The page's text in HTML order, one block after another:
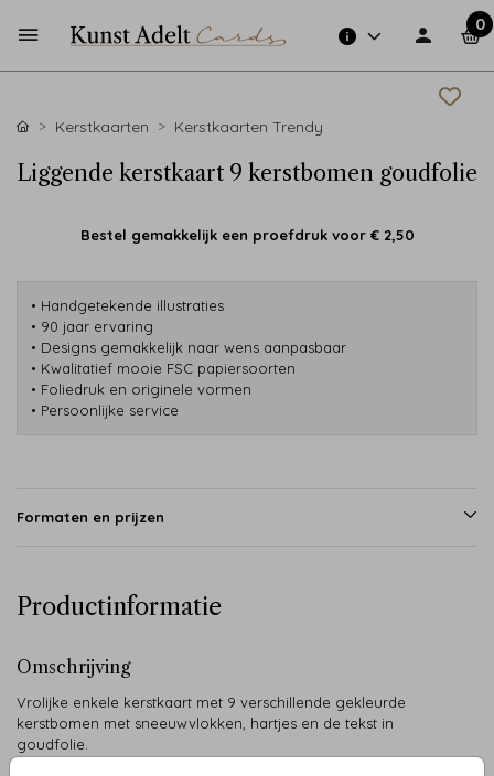
0
Kerstkaarten Kerstkaarten Trendy
Liggende kerstkaart 9 kerstbomen goudfolie
Bestel gemakkelijk een proefdruk voor € 2,50
• Handgetekende illustraties
• 90 jaar ervaring
• Designs gemakkelijk naar wens aanpasbaar
• Kwalitatief mooie FSC papiersoorten
• Foliedruk en originele vormen
• Persoonlijke service
Formaten en prijzen
Productinformatie
Omschrijving
Vrolijke enkele kerstkaart met 9 verschillende gekleurde
kerstbomen met sneeuwvlokken, hartjes en de tekst in
goudfolie.